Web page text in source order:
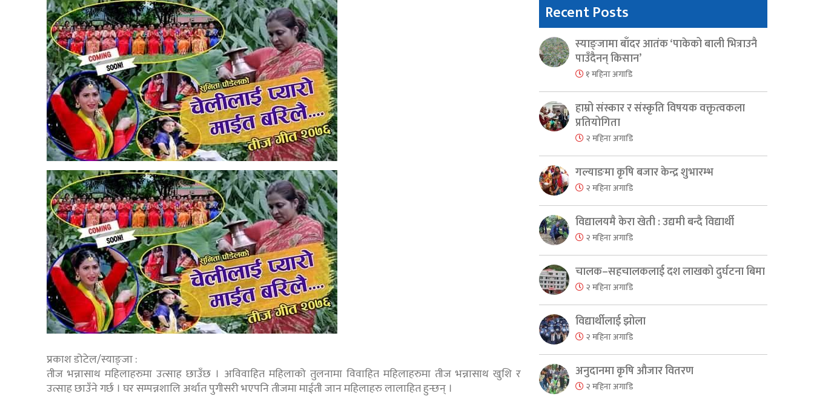
प्रकाश डोटेल/स्याङ्जा :
तीज भन्नासाथ महिलाहरुमा उत्साह छाउँछ । अविवाहित महिलाको तुलनामा विवाहित महिलाहरुमा तीज भन्नासाथ खुशि र
उत्साह छाउँने गर्छ । घर सम्पन्नशालि अर्थात पुगीसरी भएपनि तीजमा माईती जान महिलाहरु लालाहित हुन्छन् ।
Recent Posts
स्याङ्जामा बाँदर आतंक ‘पाकेको बाली भित्राउनै
पाउँदैनन् किसान’
१ महिना अगाडि
हाम्रो संस्कार र संस्कृति विषयक वक्तृत्वकला
प्रतियोगिता
२ महिना अगाडि
गल्याङमा कृषि बजार केन्द्र शुभारम्भ
२ महिना अगाडि
विद्यालयमै केरा खेती : उद्यमी बन्दै विद्यार्थी
२ महिना अगाडि
चालक–सहचालकलाई दश लाखको दुर्घटना बिमा
२ महिना अगाडि
विद्यार्थीलाई झोला
२ महिना अगाडि
अनुदानमा कृषि औजार वितरण
२ महिना अगाडि